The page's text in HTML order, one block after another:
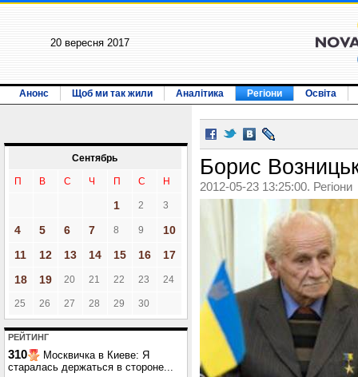
20 вересня 2017
Анонс Щоб ми так жили Аналітика Регіони Освіта
Сентябрь
П В С Ч П С Н
1 2 3
4 5 6 7 8 9
10
11
12 13 14 15 16
17
18
19 20 21 22 23 24
25 26 27 28 29 30
РЕЙТИНГ
310
Москвичка в Киеве: Я
старалась держаться в стороне...
Борис
2012-05-23 13:25:00. Регіони